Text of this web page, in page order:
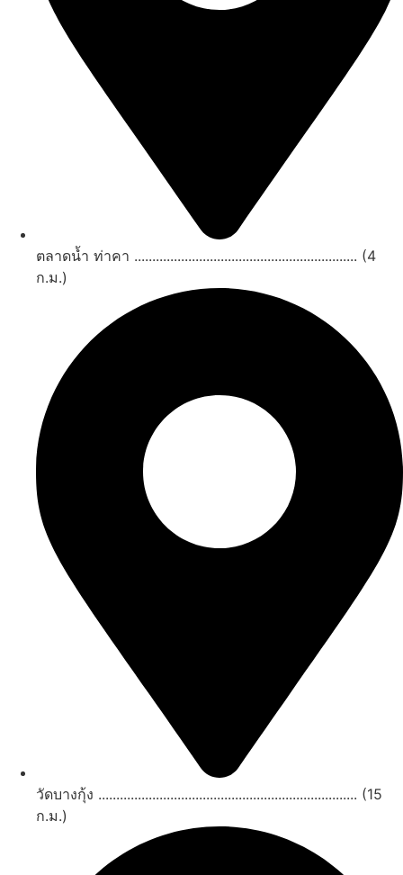
ตลาดน้ำ ท่าคา .............................................................. (4
ก.ม.)
วัดบางกุ้ง ........................................................................ (15
ก.ม.)